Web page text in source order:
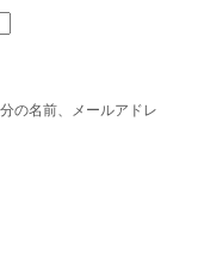
の名前、メールアドレ